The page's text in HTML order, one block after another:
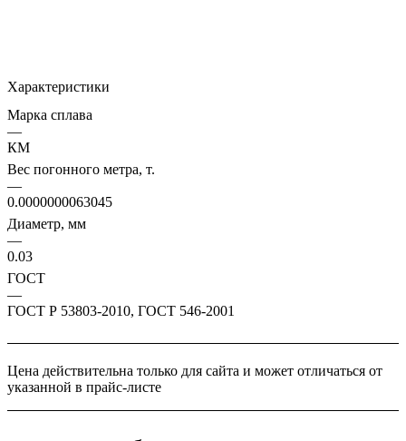
Характеристики
Марка сплава
—
КМ
Вес погонного метра, т.
—
0.0000000063045
Диаметр, мм
—
0.03
ГОСТ
—
ГОСТ Р 53803-2010, ГОСТ 546-2001
Цена действительна только для сайта и может отличаться от
указанной в прайс-листе